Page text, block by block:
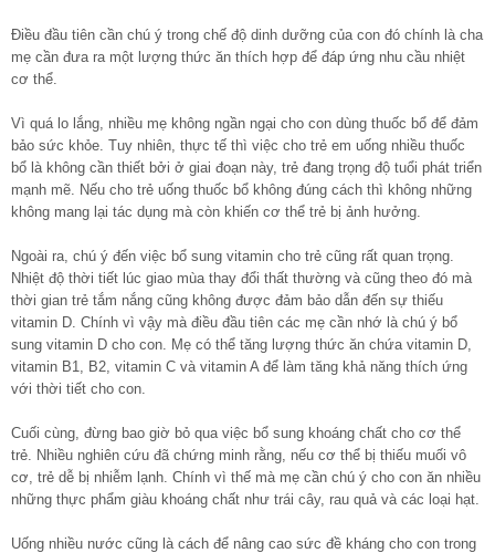
Điều đầu tiên cần chú ý trong chế độ dinh dưỡng của con đó chính là cha
mẹ cần đưa ra một lượng thức ăn thích hợp để đáp ứng nhu cầu nhiệt
cơ thể.
Vì quá lo lắng, nhiều mẹ không ngần ngại cho con dùng thuốc bổ để đảm
bảo sức khỏe. Tuy nhiên, thực tế thì việc cho trẻ em uống nhiều thuốc
bổ là không cần thiết bởi ở giai đoạn này, trẻ đang trọng độ tuổi phát triển
mạnh mẽ. Nếu cho trẻ uống thuốc bổ không đúng cách thì không những
không mang lại tác dụng mà còn khiến cơ thể trẻ bị ảnh hưởng.
Ngoài ra, chú ý đến việc bổ sung vitamin cho trẻ cũng rất quan trọng.
Nhiệt độ thời tiết lúc giao mùa thay đổi thất thường và cũng theo đó mà
thời gian trẻ tắm nắng cũng không được đảm bảo dẫn đến sự thiếu
vitamin D. Chính vì vậy mà điều đầu tiên các mẹ cần nhớ là chú ý bổ
sung vitamin D cho con. Mẹ có thể tăng lượng thức ăn chứa vitamin D,
vitamin B1, B2, vitamin C và vitamin A để làm tăng khả năng thích ứng
với thời tiết cho con.
Cuối cùng, đừng bao giờ bỏ qua việc bổ sung khoáng chất cho cơ thể
trẻ. Nhiều nghiên cứu đã chứng minh rằng, nếu cơ thể bị thiếu muối vô
cơ, trẻ dễ bị nhiễm lạnh. Chính vì thế mà mẹ cần chú ý cho con ăn nhiều
những thực phẩm giàu khoáng chất như trái cây, rau quả và các loại hạt.
Uống nhiều nước cũng là cách để nâng cao sức đề kháng cho con trong